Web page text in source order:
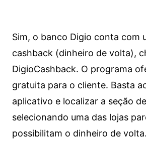
Sim, o banco Digio conta com
cashback (dinheiro de volta),
DigioCashback. O programa
gratuita para o cliente. Basta
aplicativo e localizar a seção
selecionando uma das lojas
possibilitam o dinheiro de volta.